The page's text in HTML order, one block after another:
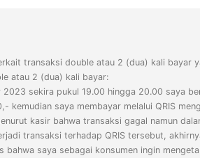
transaksi double atau 2 (dua) kali
atau 2 (dua) kali bayar:
sekira pukul 19.00 hingga 20.00 saya
kemudian saya membayar melalui QRIS
kasir bahwa transaksi gagal namun
transaksi terhadap QRIS tersebut,
bahwa saya sebagai konsumen ingin